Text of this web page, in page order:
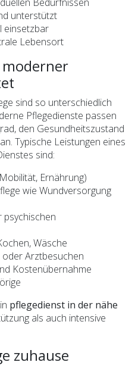
unterstützt
einsetzbar
Lebensort
moderner
sind so unterschiedlich
Pflegedienste passen
den Gesundheitszustand
Typische Leistungen eines
sind:
Ernährung)
wie Wundversorgung
psychischen
Wäsche
oder Arztbesuchen
Kostenübernahme
pflegedienst in der nähe
als auch intensive
zuhause